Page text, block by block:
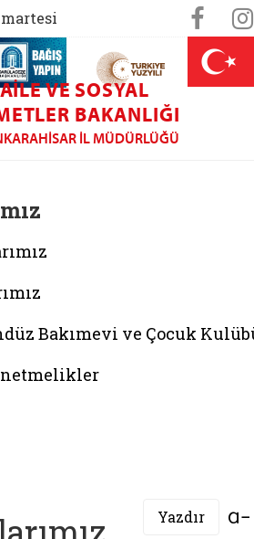
sekmede açılır)
On Yılı (yeni sekmede açılır)
Darülaceze bağış sayfası (yeni
VE SOSYAL
BAKANLIĞI
İL MÜDÜRLÜĞÜ
Bakımevi ve Çocuk
Yazdır